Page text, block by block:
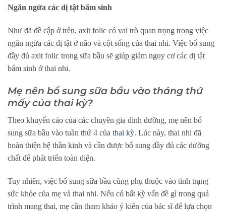
Ngăn ngừa các dị tật bẩm sinh
Như đã đề cập ở trên, axit folic có vai trò quan trọng trong việc
ngăn ngừa các dị tật ở não và cột sống của thai nhi. Việc bổ sung
đầy đủ axit folic trong sữa bầu sẽ giúp giảm nguy cơ các dị tật
bẩm sinh ở thai nhi.
Mẹ nên bổ sung sữa bầu vào tháng thứ
mấy của thai kỳ?
Theo khuyến cáo của các chuyên gia dinh dưỡng, mẹ nên bổ
sung sữa bầu vào tuần thứ 4 của thai kỳ. Lúc này, thai nhi đã
hoàn thiện hệ thần kinh và cần được bổ sung đầy đủ các dưỡng
chất để phát triển toàn diện.
Tuy nhiên, việc bổ sung sữa bầu cũng phụ thuộc vào tình trạng
sức khỏe của mẹ và thai nhi. Nếu có bất kỳ vấn đề gì trong quá
trình mang thai, mẹ cần tham khảo ý kiến của bác sĩ để lựa chọn